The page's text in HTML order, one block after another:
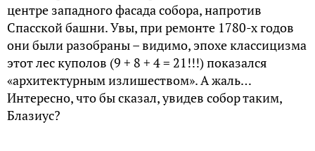
центре западного фасада собора, напротив
Спасской башни. Увы, при ремонте 1780-х годов
они были разобраны – видимо, эпохе классицизма
этот лес куполов (9 + 8 + 4 = 21!!!) показался
«архитектурным излишеством». А жаль…
Интересно, что бы сказал, увидев собор таким,
Блазиус?